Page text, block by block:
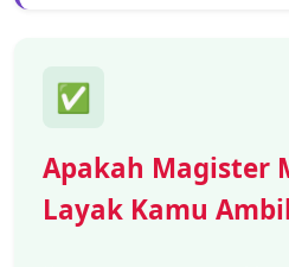
✅
Apakah Magister
Layak Kamu